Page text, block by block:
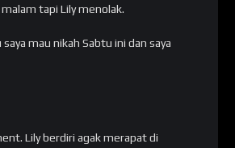
tapi Lily menolak.
mau nikah Sabtu ini dan saya
Lily berdiri agak merapat di